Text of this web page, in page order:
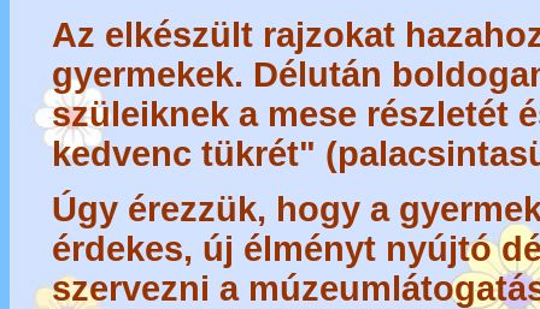
Az elkészült rajzokat
gyermekek. Délután
szüleiknek a mese részletét
kedvenc tükrét"
Úgy érezzük, hogy a
érdekes, új élményt nyújtó
szervezni a